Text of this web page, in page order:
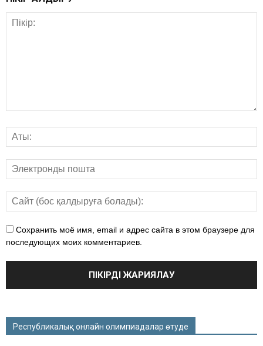
Сохранить моё имя, email и адрес сайта в этом браузере для
последующих моих комментариев.
Республикалық онлайн олимпиадалар өтуде